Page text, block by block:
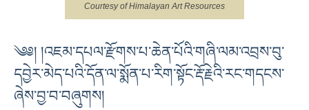
Courtesy of Himalayan Art Resources
༄༅། །འཇམ་དཔལ་རྫོགས་པ་ཆེན་པོའི་གཞི་ལམ་འབྲས་བུ་
དབྱེར་མེད་པའི་དོན་ལ་སྨོན་པ་རིག་སྟོང་རྡོ་རྗེའི་རང་གདངས་
ཞེས་བྱ་བ་བཞུགས།